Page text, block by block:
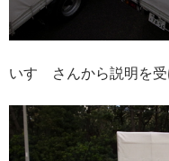
いすゞさんから説明を受